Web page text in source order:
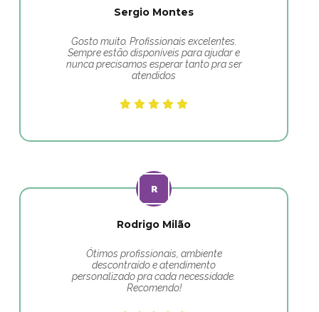
Sergio Montes
Gosto muito. Profissionais excelentes.
Sempre estão disponíveis para ajudar e
nunca precisamos esperar tanto pra ser
atendidos
Rodrigo Milão
Ótimos profissionais, ambiente
descontraído e atendimento
personalizado pra cada necessidade.
Recomendo!